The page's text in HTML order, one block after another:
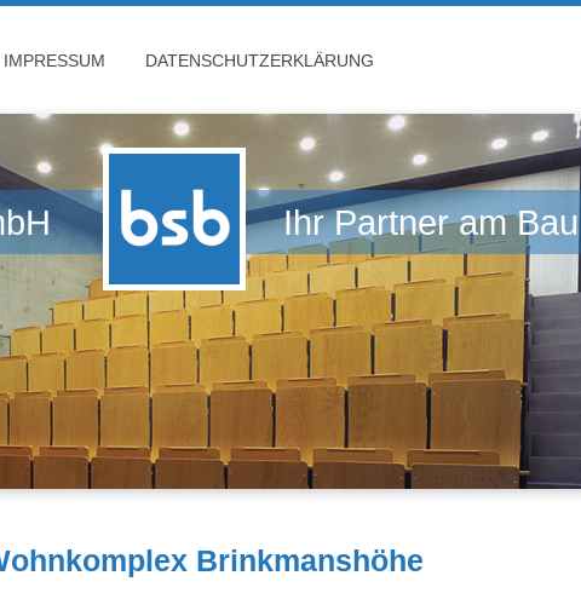
IMPRESSUM DATENSCHUTZERKLÄRUNG
Ihr Partner am Bau
Brinkmanshöhe